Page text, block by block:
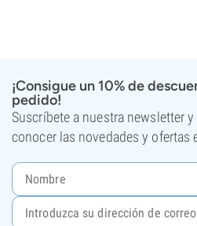
¡Consigue un 10% de
pedido!
Suscríbete a nuestra newsletter
conocer las novedades y ofertas